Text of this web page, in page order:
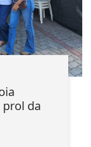
da